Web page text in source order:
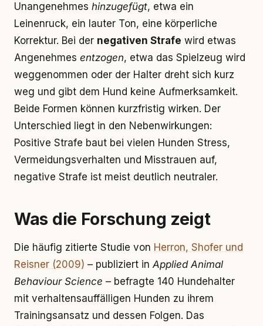
Unangenehmes hinzugefügt, etwa ein
Leinenruck, ein lauter Ton, eine körperliche
Korrektur. Bei der negativen Strafe wird etwas
Angenehmes entzogen, etwa das Spielzeug wird
weggenommen oder der Halter dreht sich kurz
weg und gibt dem Hund keine Aufmerksamkeit.
Beide Formen können kurzfristig wirken. Der
Unterschied liegt in den Nebenwirkungen:
Positive Strafe baut bei vielen Hunden Stress,
Vermeidungsverhalten und Misstrauen auf,
negative Strafe ist meist deutlich neutraler.
Was die Forschung zeigt
Die häufig zitierte Studie von Herron, Shofer und
Reisner (2009) – publiziert inApplied Animal
Behaviour Science – befragte 140 Hundehalter
mit verhaltensauffälligen Hunden zu ihrem
Trainingsansatz und dessen Folgen. Das